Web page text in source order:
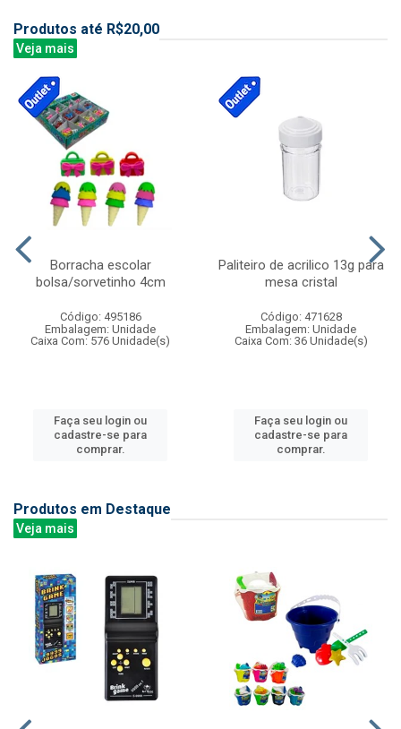
Produtos até R$20,00
Veja mais
Borracha escolar
bolsa/sorvetinho 4cm
Código: 495186
Embalagem: Unidade
Caixa Com: 576 Unidade(s)
Faça seu login ou
cadastre-se para
comprar.
Paliteiro de acrilico 13g para
mesa cristal
Código: 471628
Embalagem: Unidade
Caixa Com: 36 Unidade(s)
Faça seu login ou
cadastre-se para
comprar.
Produtos em Destaque
Veja mais